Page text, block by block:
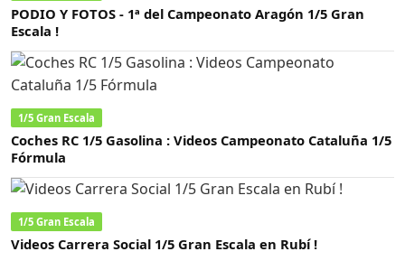
PODIO Y FOTOS - 1ª del Campeonato Aragón 1/5 Gran
Escala !
1/5 Gran Escala
Coches RC 1/5 Gasolina : Videos Campeonato Cataluña 1/5
Fórmula
1/5 Gran Escala
Videos Carrera Social 1/5 Gran Escala en Rubí !